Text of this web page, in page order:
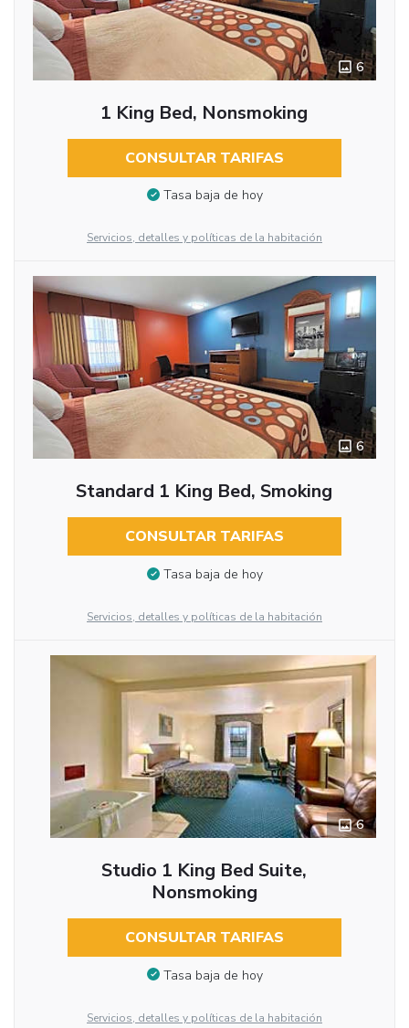
6
1 King Bed, Nonsmoking
CONSULTAR TARIFAS
Tasa baja de hoy
Servicios, detalles y políticas de la habitación
6
Standard 1 King Bed, Smoking
CONSULTAR TARIFAS
Tasa baja de hoy
Servicios, detalles y políticas de la habitación
6
Studio 1 King Bed Suite,
Nonsmoking
CONSULTAR TARIFAS
Tasa baja de hoy
Servicios, detalles y políticas de la habitación